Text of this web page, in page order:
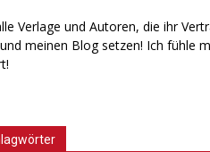
Verlage und Autoren, die ihr
meinen Blog setzen! Ich fühle